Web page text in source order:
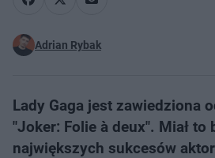
Adrian Rybak
Lady Gaga jest zawiedziona
"Joker: Folie à deux". Miał to
największych sukcesów